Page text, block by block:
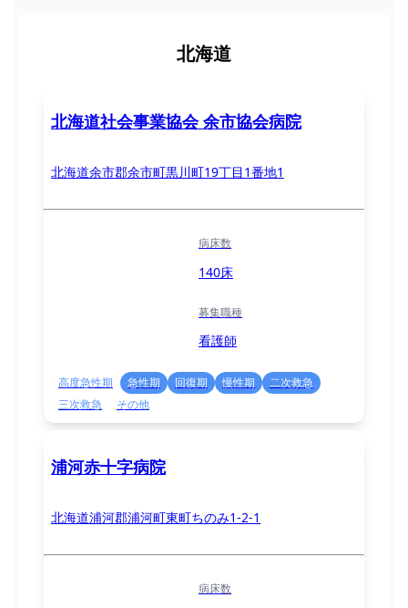
北海道
北海道社会事業協会 余市協会病院
北海道余市郡余市町黒川町19丁目1番地1
病床数
140床
募集職種
看護師
高度急性期 急性期 回復期 慢性期
二次救急
三次救急
その他
浦河赤十字病院
北海道浦河郡浦河町東町ちのみ1-2-1
病床数